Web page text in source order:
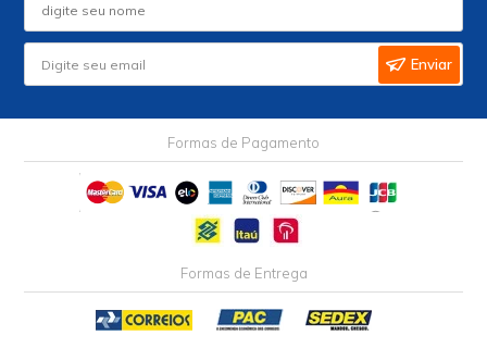
Enviar
Formas de Pagamento
Formas de Entrega